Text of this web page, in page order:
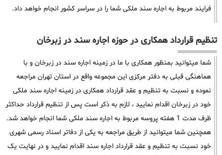
فرایند مربوط به اجاره سند ملکی شما را در سراسر کشور انجام خواهد داد.
تنظیم قرارداد همکاری در حوزه اجاره سند در زبرخان
شما میتوانید بمنظور همکاری با ما در زمینه اجاره سند در زبرخان و با
هماهنگی قبلی به دفتر مرکزی این مجموعه واقع در استان تهران مراجعه
نموده و نسبت به تنظیم و عقد قرارداد همکاری در زمینه اجاره سند ملکی
خود در زبرخان اقدام نمایید ، لازم به ذکر است پس از تنظیم قرارداد حداکثر
ظرف مدت 1 هفته پروسه مربوط به اجاره سند ملکی شما انجام خواهد شد.
همچنین شما میتوانید از طریق مراجعه به یکی از دفاتر اسناد رسمی شهری
خود نسبت به تنظیم و عقد قرارداد اجاره سند اقدام نمایید و در نهایت یک